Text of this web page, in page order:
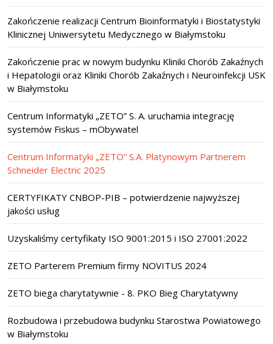
Zakończenie realizacji Centrum Bioinformatyki i Biostatystyki
Klinicznej Uniwersytetu Medycznego w Białymstoku
Zakończenie prac w nowym budynku Kliniki Chorób Zakaźnych
i Hepatologii oraz Kliniki Chorób Zakaźnych i Neuroinfekcji USK
w Białymstoku
Centrum Informatyki „ZETO” S. A. uruchamia integrację
systemów Fiskus – mObywatel
Centrum Informatyki „ZETO” S.A. Platynowym Partnerem
Schneider Electric 2025
CERTYFIKATY CNBOP-PIB – potwierdzenie najwyższej
jakości usług
Uzyskaliśmy certyfikaty ISO 9001:2015 i ISO 27001:2022
ZETO Parterem Premium firmy NOVITUS 2024
ZETO biega charytatywnie - 8. PKO Bieg Charytatywny
Rozbudowa i przebudowa budynku Starostwa Powiatowego
w Białymstoku